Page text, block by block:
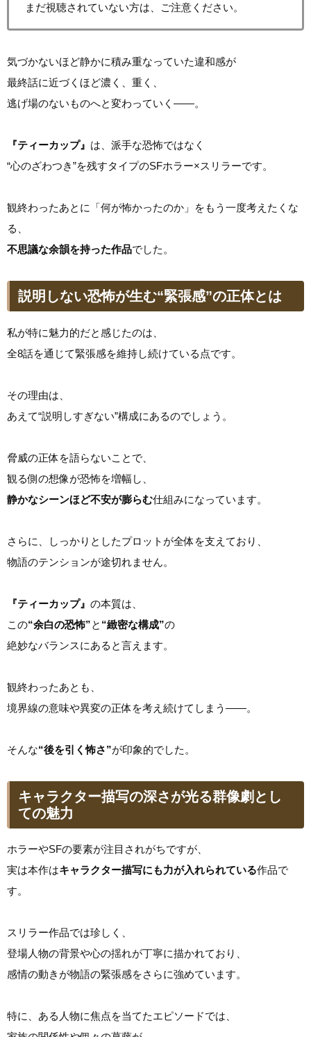
まだ視聴されていない方は、ご注意ください。
気づかないほど静かに積み重なっていた違和感が
最終話に近づくほど濃く、重く、
逃げ場のないものへと変わっていく――。
『ティーカップ』 は、派手な恐怖ではなく
“心のざわつき”を残すタイプのSFホラー×スリラーです。
観終わったあとに「何が怖かったのか」をもう一度考えたくな
る、
不思議な余韻を持った作品でした。
説明しない恐怖が生む“緊張感”の正体とは
私が特に魅力的だと感じたのは、
全8話を通じて緊張感を維持し続けている点です。
その理由は、
あえて“説明しすぎない”構成にあるのでしょう。
脅威の正体を語らないことで、
観る側の想像が恐怖を増幅し、
静かなシーンほど不安が膨らむ仕組みになっています。
さらに、しっかりとしたプロットが全体を支えており、
物語のテンションが途切れません。
『ティーカップ』 の本質は、
この“余白の恐怖”と “緻密な構成”の
絶妙なバランスにあると言えます。
観終わったあとも、
境界線の意味や異変の正体を考え続けてしまう――。
そんな“後を引く怖さ”が印象的でした。
キャラクター描写の深さが光る群像劇とし
ての魅力
ホラーやSFの要素が注目されがちですが、
実は本作はキャラクター描写にも力が入れられている作品で
す。
スリラー作品では珍しく、
登場人物の背景や心の揺れが丁寧に描かれており、
感情の動きが物語の緊張感をさらに強めています。
特に、ある人物に焦点を当てたエピソードでは、